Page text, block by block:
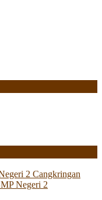
2 Cangkringan
Negeri 2